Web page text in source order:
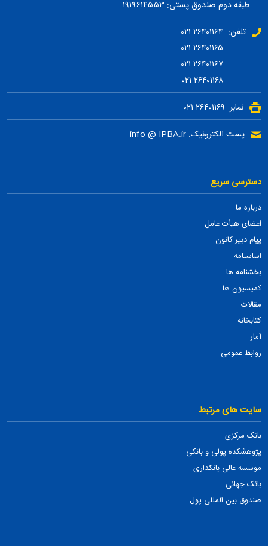
طبقه دوم صندوق پستی: ۱۹۱۹۶۱۴۵۵۳
تلفن: ۲۶۴۰۱۱۶۴ ۰۲۱
۲۶۴۰۱۱۶۷ ۰۲۱
۲۶۴۰۱۱۶۸ ۰۲۱
نمابر: ۲۶۴۰۱۱۶۹ ۰۲۱
پست الکترونیک: info @ IPBA.ir
دسترسی سریع
درباره ما
اعضای هیأت عامل
پیام دبیر کانون
اساسنامه
بخشنامه ها
کمیسیون ها
مقالات
کتابخانه
آمار
روابط عمومی
سایت های مرتبط
بانک مرکزی
پژوهشکده پولی و بانکی
موسسه عالی بانکداری
بانک جهانی
صندوق بین المللی پول